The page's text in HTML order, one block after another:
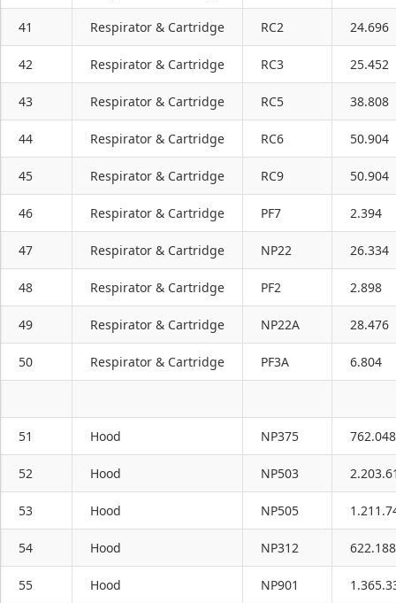
41 Respirator & Cartridge RC2 24.696
42 Respirator & Cartridge RC3 25.452
43 Respirator & Cartridge RC5 38.808
44 Respirator & Cartridge RC6 50.904
45 Respirator & Cartridge RC9 50.904
46 Respirator & Cartridge PF7 2.394
47 Respirator & Cartridge NP22 26.334
48 Respirator & Cartridge PF2 2.898
49 Respirator & Cartridge NP22A 28.476
50 Respirator & Cartridge PF3A 6.804
51 Hood NP375 762.048
52 Hood NP503
53 Hood NP505
54 Hood NP312 622.188
55 Hood NP901